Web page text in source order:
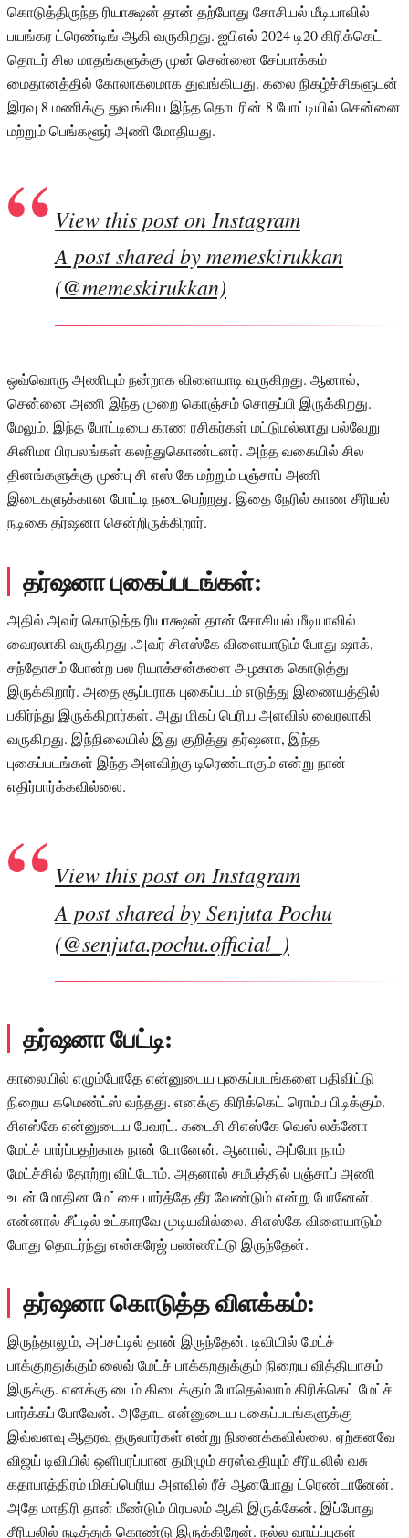
கொடுத்திருந்த ரியாக்ஷன் தான் தற்போது சோசியல் மீடியாவில்
பயங்கர ட்ரெண்டிங் ஆகி வருகிறது. ஐபிஎல் 2024 டி20 கிரிக்கெட்
தொடர் சில மாதங்களுக்கு முன் சென்னை சேப்பாக்கம்
மைதானத்தில் கோலாகலமாக துவங்கியது. கலை நிகழ்ச்சிகளுடன்
இரவு 8 மணிக்கு துவங்கிய இந்த தொடரின் 8 போட்டியில் சென்னை
மற்றும் பெங்களூர் அணி மோதியது.
View this post on Instagram
A post shared by memeskirukkan
(@memeskirukkan)
ஒவ்வொரு அணியும் நன்றாக விளையாடி வருகிறது. ஆனால்,
சென்னை அணி இந்த முறை கொஞ்சம் சொதப்பி இருக்கிறது.
மேலும், இந்த போட்டியை காண ரசிகர்கள் மட்டுமல்லாது பல்வேறு
சினிமா பிரபலங்கள் கலந்துகொண்டனர். அந்த வகையில் சில
தினங்களுக்கு முன்பு சி எஸ் கே மற்றும் பஞ்சாப் அணி
இடைகளுக்கான போட்டி நடைபெற்றது. இதை நேரில் காண சீரியல்
நடிகை தர்ஷனா சென்றிருக்கிறார்.
தர்ஷனா புகைப்படங்கள்:
அதில் அவர் கொடுத்த ரியாக்ஷன் தான் சோசியல் மீடியாவில்
வைரலாகி வருகிறது .அவர் சிஎஸ்கே விளையாடும் போது ஷாக்,
சந்தோசம் போன்ற பல ரியாக்சன்களை அழகாக கொடுத்து
இருக்கிறார். அதை சூப்பராக புகைப்படம் எடுத்து இணையத்தில்
பகிர்ந்து இருக்கிறார்கள். அது மிகப் பெரிய அளவில் வைரலாகி
வருகிறது. இந்நிலையில் இது குறித்து தர்ஷனா, இந்த
புகைப்படங்கள் இந்த அளவிற்கு டிரெண்டாகும் என்று நான்
எதிர்பார்க்கவில்லை.
View this post on Instagram
A post shared by Senjuta Pochu
(@senjuta.pochu.official_)
தர்ஷனா பேட்டி:
காலையில் எழும்போதே என்னுடைய புகைப்படங்களை பதிவிட்டு
நிறைய கமெண்ட்ஸ் வந்தது. எனக்கு கிரிக்கெட் ரொம்ப பிடிக்கும்.
சிஎஸ்கே என்னுடைய பேவரட். கடைசி சிஎஸ்கே வெஸ் லக்னோ
மேட்ச் பார்ப்பதற்காக நான் போனேன். ஆனால், அப்போ நாம்
மேட்ச்சில் தோற்று விட்டோம். அதனால் சமீபத்தில் பஞ்சாப் அணி
உடன் மோதின மேட்சை பார்த்தே தீர வேண்டும் என்று போனேன்.
என்னால் சீட்டில் உட்காரவே முடியவில்லை. சிஎஸ்கே விளையாடும்
போது தொடர்ந்து என்கரேஜ் பண்ணிட்டு இருந்தேன்.
தர்ஷனா கொடுத்த விளக்கம்:
இருந்தாலும், அப்சட்டில் தான் இருந்தேன். டிவியில் மேட்ச்
பாக்குறதுக்கும் லைவ் மேட்ச் பாக்கறதுக்கும் நிறைய வித்தியாசம்
இருக்கு. எனக்கு டைம் கிடைக்கும் போதெல்லாம் கிரிக்கெட் மேட்ச்
பார்க்கப் போவேன். அதோட என்னுடைய புகைப்படங்களுக்கு
இவ்வளவு ஆதரவு தருவார்கள் என்று நினைக்கவில்லை. ஏற்கனவே
விஜய் டிவியில் ஒளிபரப்பான தமிழும் சரஸ்வதியும் சீரியலில் வசு
கதாபாத்திரம் மிகப்பெரிய அளவில் ரீச் ஆனபோது ட்ரெண்டானேன்.
அதே மாதிரி தான் மீண்டும் பிரபலம் ஆகி இருக்கேன். இப்போது
சீரியலில் நடித்துக் கொண்டு இருக்கிறேன். நல்ல வாய்ப்புகள்